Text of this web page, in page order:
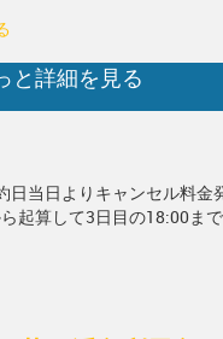
と詳細を見る
日当日よりキャンセル料金
起算して3日目の18:00ま